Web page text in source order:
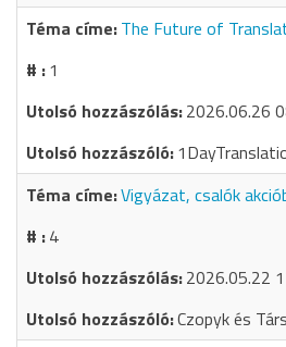
The Future of
1
2026.06.26
Vigyázat, csalók
4
2026.05.22
Czopyk és